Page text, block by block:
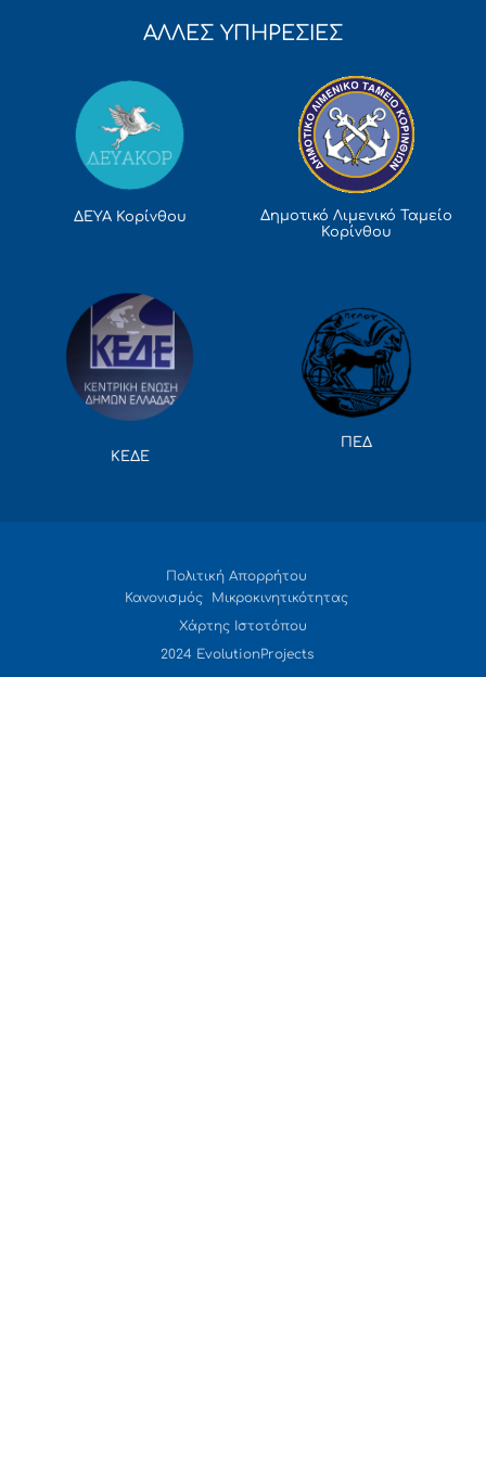
ΑΛΛΕΣ ΥΠΗΡΕΣΙΕΣ
ΔΕΥΑ Κορίνθου
Δημοτικό Λιμενικό Ταμείο
Κορίνθου
ΚΕΔΕ
ΠΕΔ
Πολιτική Απορρήτου
Κανονισμός Μικροκινητικότητας
Χάρτης Ιστοτόπου
2024 EvolutionProjects